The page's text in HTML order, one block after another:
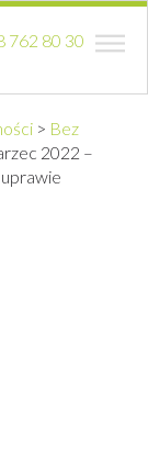
762 80 30
> Bez
2022 –